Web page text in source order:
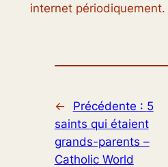
internet périodiquement.
← Précédente : 5
saints qui étaient
grands-parents –
Catholic World